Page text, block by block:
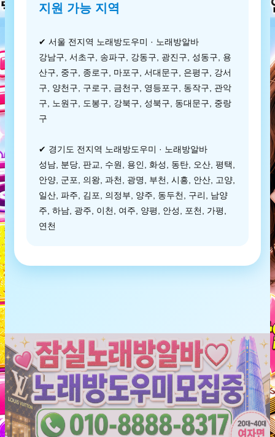
지원 가능 지역
✔ 서울 전지역 노래방도우미 · 노래방알바
강남구, 서초구, 송파구, 강동구, 광진구, 성동구, 용
산구, 중구, 종로구, 마포구, 서대문구, 은평구, 강서
구, 양천구, 구로구, 금천구, 영등포구, 동작구, 관악
구, 노원구, 도봉구, 강북구, 성북구, 동대문구, 중랑
구
✔ 경기도 전지역 노래방도우미 · 노래방알바
성남, 분당, 판교, 수원, 용인, 화성, 동탄, 오산, 평택,
안양, 군포, 의왕, 과천, 광명, 부천, 시흥, 안산, 고양,
일산, 파주, 김포, 의정부, 양주, 동두천, 구리, 남양
주, 하남, 광주, 이천, 여주, 양평, 안성, 포천, 가평,
연천